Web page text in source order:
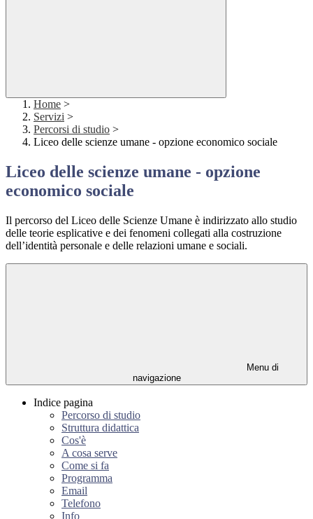
Home >
Servizi >
Percorsi di studio >
Liceo delle scienze umane - opzione economico sociale
Liceo delle scienze umane - opzione
economico sociale
Il percorso del Liceo delle Scienze Umane è indirizzato allo studio
delle teorie esplicative e dei fenomeni collegati alla costruzione
dell’identità personale e delle relazioni umane e sociali.
Menu di
navigazione
Indice pagina
Percorso di studio
Struttura didattica
Cos'è
A cosa serve
Come si fa
Programma
Email
Telefono
Info